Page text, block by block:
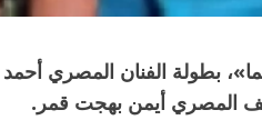
بطولة الفنان المصري أحمد
المصري أيمن بهجت قمر.